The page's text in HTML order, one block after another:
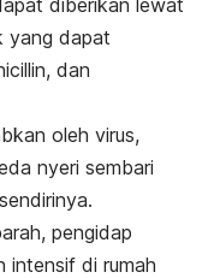
yang dapat
dan
oleh virus,
nyeri sembari
pengidap
intensif di rumah